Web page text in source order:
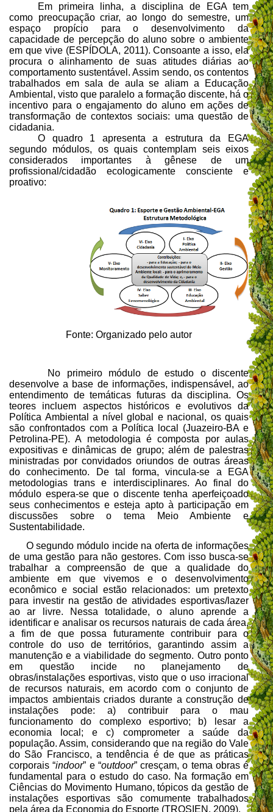
Em primeira linha, a disciplina de EGA tem
como preocupação criar, ao longo do semestre, um
espaço propício para o desenvolvimento da
capacidade de percepção do aluno sobre o ambiente
em que vive (ESPÍDOLA, 2011). Consoante a isso, ela
procura o alinhamento de suas atitudes diárias ao
comportamento sustentável. Assim sendo, os contentos
trabalhados em sala de aula se aliam a Educação
Ambiental, visto que paralelo a formação discente, há o
incentivo para o engajamento do aluno em ações de
transformação de contextos sociais: uma questão de
cidadania.
O quadro 1 apresenta a estrutura da EGA
segundo módulos, os quais contemplam seis eixos
considerados importantes à gênese de um
profissional/cidadão ecologicamente consciente e
proativo:
Fonte: Organizado pelo autor
No primeiro módulo de estudo o discente
desenvolve a base de informações, indispensável, ao
entendimento de temáticas futuras da disciplina. Os
teores incluem aspectos históricos e evolutivos da
Política Ambiental a nível global e nacional, os quais
são confrontados com a Política local (Juazeiro-BA e
Petrolina-PE). A metodologia é composta por aulas
expositivas e dinâmicas de grupo; além de palestras
ministradas por convidados oriundos de outras áreas
do conhecimento. De tal forma, vincula-se a EGA
metodologias trans e interdisciplinares. Ao final do
módulo espera-se que o discente tenha aperfeiçoado
seus conhecimentos e esteja apto à participação em
discussões sobre o tema Meio Ambiente e
Sustentabilidade.
O segundo módulo incide na oferta de informações
de uma gestão para não gestores. Com isso busca-se
trabalhar a compreensão de que a qualidade do
ambiente em que vivemos e o desenvolvimento
econômico e social estão relacionados: um pretexto
para investir na gestão de atividades esportivas/lazer
ao ar livre. Nessa totalidade, o aluno aprende a
identificar e analisar os recursos naturais de cada área,
a fim de que possa futuramente contribuir para o
controle do uso de territórios, garantindo assim a
manutenção e a viabilidade do segmento. Outro ponto
em questão incide no planejamento de
obras/instalações esportivas, visto que o uso irracional
de recursos naturais, em acordo com o conjunto de
impactos ambientais criados durante a construção de
instalações pode: a) contribuir para o mau
funcionamento do complexo esportivo; b) lesar a
economia local; e c) comprometer a saúde da
população. Assim, considerando que na região do Vale
do São Francisco, a tendência é de que as práticas
corporais “indoor” e “outdoor” cresçam, o tema obras é
fundamental para o estudo do caso. Na formação em
Ciências do Movimento Humano, tópicos da gestão de
instalações esportivas são comumente trabalhados
pela área da Economia do Esporte (TROSIEN, 2009).